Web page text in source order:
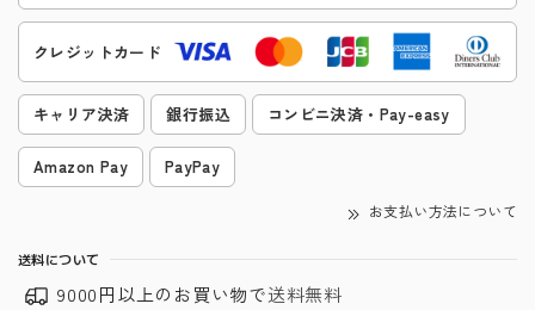
クレジットカード
キャリア決済 銀行振込 コンビニ決済・Pay-easy
Amazon Pay PayPay
お支払い方法について
送料について
9000円以上のお買い物で送料無料